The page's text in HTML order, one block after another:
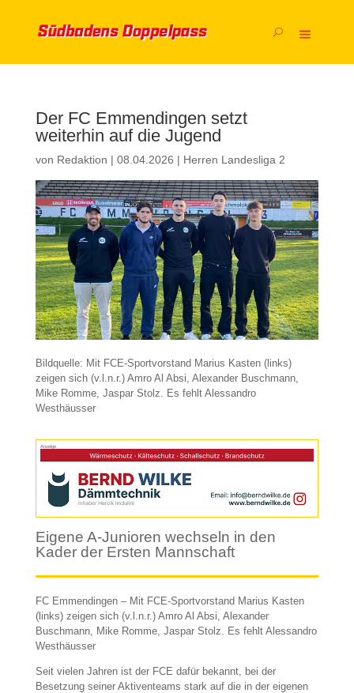
Der FC Emmendingen setzt
weiterhin auf die Jugend
von Redaktion | 08.04.2026 | Herren Landesliga 2
Bildquelle: Mit FCE-Sportvorstand Marius Kasten (links)
zeigen sich (v.l.n.r.) Amro Al Absi, Alexander Buschmann,
Mike Romme, Jaspar Stolz. Es fehlt Alessandro
Westhäusser
Anzeige
Eigene A-Junioren wechseln in den
Kader der Ersten Mannschaft
FC Emmendingen – Mit FCE-Sportvorstand Marius Kasten
(links) zeigen sich (v.l.n.r.) Amro Al Absi, Alexander
Buschmann, Mike Romme, Jaspar Stolz. Es fehlt Alessandro
Westhäusser
Seit vielen Jahren ist der FCE dafür bekannt, bei der
Besetzung seiner Aktiventeams stark auf die in der eigenen